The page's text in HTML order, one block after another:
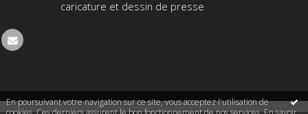
En poursuivant votre navigation sur ce site, vous acceptez l'utilisation de
caricature et dessin de presse